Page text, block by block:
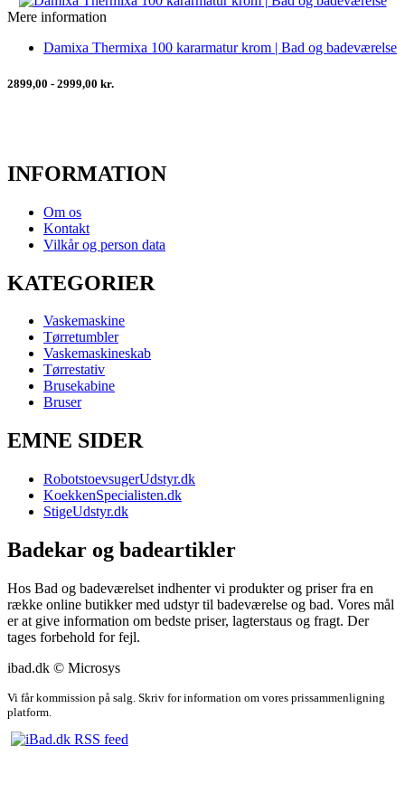
Mere information
Damixa Thermixa 100 kararmatur krom | Bad og badeværelse
2899,00 - 2999,00 kr.
INFORMATION
Om os
Kontakt
Vilkår og person data
KATEGORIER
Vaskemaskine
Tørretumbler
Vaskemaskineskab
Tørrestativ
Brusekabine
Bruser
EMNE SIDER
RobotstoevsugerUdstyr.dk
KoekkenSpecialisten.dk
StigeUdstyr.dk
Badekar og badeartikler
Hos Bad og badeværelset indhenter vi produkter og priser fra en
række online butikker med udstyr til badeværelse og bad. Vores mål
er at give information om bedste priser, lagterstaus og fragt. Der
tages forbehold for fejl.
ibad.dk © Microsys
Vi får kommission på salg. Skriv for information om vores prissammenligning
platform.